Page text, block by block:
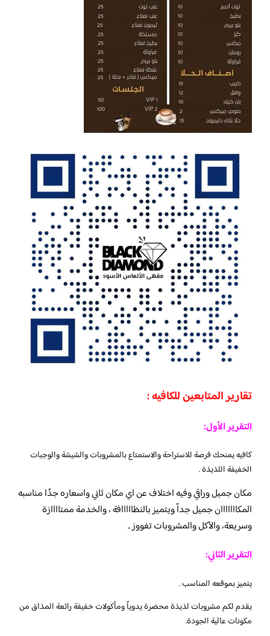
تقارير المتابعين للكافيه :
التقرير الأول:
كافيه يمنحك فرصة للاستراحة والاستمتاع بالمشروبات والشيشة والوجبات
الخفيفة اللذيذة .
مكان جميل وراقي وفيه اختلاف عن اي مكان ثاني واسعاره جدًا مناسبه
المكااااااان جميل جداً ويتميز بالنظااااافة ، والخدمة ممتاااازة
وسريعة، والأكل والمشروبات تفووز ..
التقرير الثاني:
يتميز بموقعه المناسب .
يقدم لكم مشروبات لذيذة محضرة يدوياً ومأكولات خفيفة رائعة المذاق من
مكونات عالية الجودة.